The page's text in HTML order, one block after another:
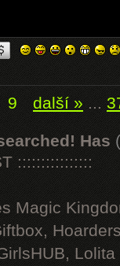
9 další » ...
Has
::::::::::::::::
Magic
Lolita